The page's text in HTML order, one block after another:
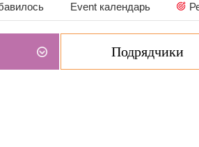
Event календарь
Подрядчики